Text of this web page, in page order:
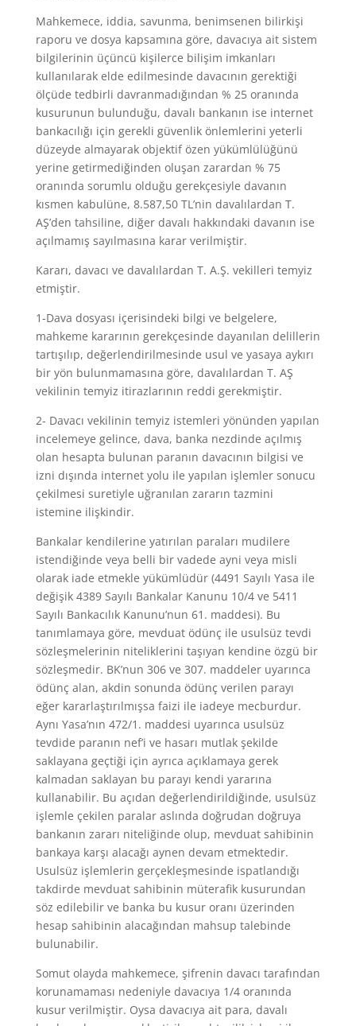
Mahkemece, iddia, savunma, benimsenen bilirkişi
raporu ve dosya kapsamına göre, davacıya ait sistem
bilgilerinin üçüncü kişilerce bilişim imkanları
kullanılarak elde edilmesinde davacının gerektiği
ölçüde tedbirli davranmadığından % 25 oranında
kusurunun bulunduğu, davalı bankanın ise internet
bankacılığı için gerekli güvenlik önlemlerini yeterli
düzeyde almayarak objektif özen yükümlülüğünü
yerine getirmediğinden oluşan zarardan % 75
oranında sorumlu olduğu gerekçesiyle davanın
kısmen kabulüne, 8.587,50 TL’nin davalılardan T.
AŞ’den tahsiline, diğer davalı hakkındaki davanın ise
açılmamış sayılmasına karar verilmiştir.
Kararı, davacı ve davalılardan T. A.Ş. vekilleri temyiz
etmiştir.
1-Dava dosyası içerisindeki bilgi ve belgelere,
mahkeme kararının gerekçesinde dayanılan delillerin
tartışılıp, değerlendirilmesinde usul ve yasaya aykırı
bir yön bulunmamasına göre, davalılardan T. AŞ
vekilinin temyiz itirazlarının reddi gerekmiştir.
2- Davacı vekilinin temyiz istemleri yönünden yapılan
incelemeye gelince, dava, banka nezdinde açılmış
olan hesapta bulunan paranın davacının bilgisi ve
izni dışında internet yolu ile yapılan işlemler sonucu
çekilmesi suretiyle uğranılan zararın tazmini
istemine ilişkindir.
Bankalar kendilerine yatırılan paraları mudilere
istendiğinde veya belli bir vadede ayni veya misli
olarak iade etmekle yükümlüdür (4491 Sayılı Yasa ile
değişik 4389 Sayılı Bankalar Kanunu 10/4 ve 5411
Sayılı Bankacılık Kanunu’nun 61. maddesi). Bu
tanımlamaya göre, mevduat ödünç ile usulsüz tevdi
sözleşmelerinin niteliklerini taşıyan kendine özgü bir
sözleşmedir. BK’nun 306 ve 307. maddeler uyarınca
ödünç alan, akdin sonunda ödünç verilen parayı
eğer kararlaştırılmışsa faizi ile iadeye mecburdur.
Aynı Yasa’nın 472/1. maddesi uyarınca usulsüz
tevdide paranın nef’i ve hasarı mutlak şekilde
saklayana geçtiği için ayrıca açıklamaya gerek
kalmadan saklayan bu parayı kendi yararına
kullanabilir. Bu açıdan değerlendirildiğinde, usulsüz
işlemle çekilen paralar aslında doğrudan doğruya
bankanın zararı niteliğinde olup, mevduat sahibinin
bankaya karşı alacağı aynen devam etmektedir.
Usulsüz işlemlerin gerçekleşmesinde ispatlandığı
takdirde mevduat sahibinin müterafik kusurundan
söz edilebilir ve banka bu kusur oranı üzerinden
hesap sahibinin alacağından mahsup talebinde
bulunabilir.
Somut olayda mahkemece, şifrenin davacı tarafından
korunamaması nedeniyle davacıya 1/4 oranında
kusur verilmiştir. Oysa davacıya ait para, davalı